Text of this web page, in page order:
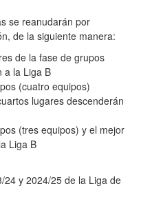
se reanudarán por
de la siguiente manera:
de la fase de grupos
a la Liga B
(cuatro equipos)
lugares descenderán
(tres equipos) y el mejor
Liga B
24 y 2024/25 de la Liga de